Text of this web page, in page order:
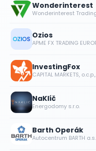
Wonderinterest
Wonderinterest
Ozios
APME FX TRADING
InvestingFox
CAPITAL MARKETS,
NaKlíč
Energodomy s.r.o.
Barth Operák
Autocentrum BARTH a.s.